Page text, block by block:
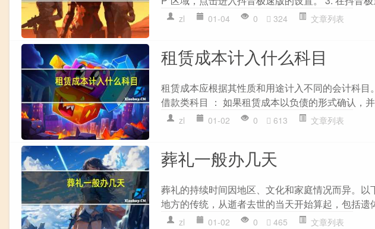
zl 01-04 0 324 文章列表
租赁成本计入什么科目
租赁成本应根据其性质和用途计入不同的会计科
借款类科目 ： 如果租赁成本以负债的形式确认，
zl 01-02 0 613 文章列表
葬礼一般办几天
葬礼的持续时间因地区、文化和家庭情况而异。
地方的传统，从逝者去世的当天开始算起，包括遗
zl 01-02 0 465 文章列表